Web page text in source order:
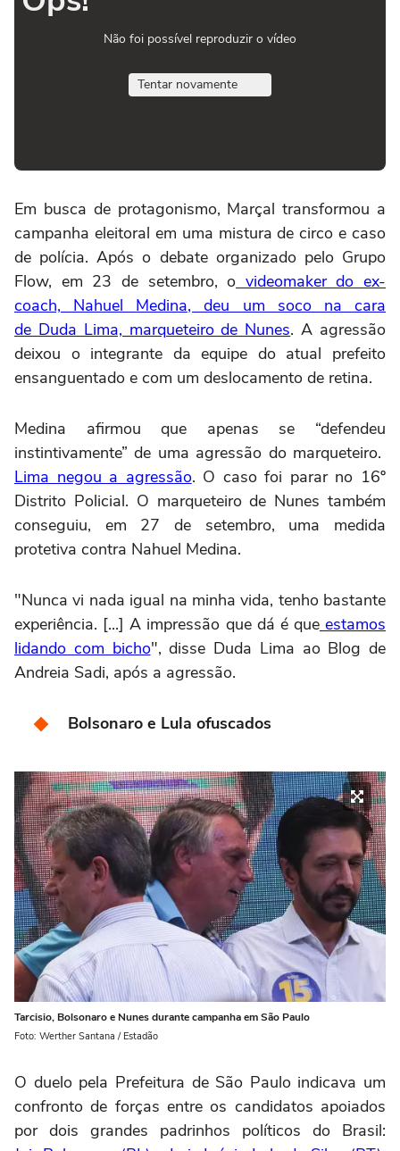
Não foi possível reproduzir o vídeo
Tentar novamente
Em busca de protagonismo, Marçal transformou a
campanha eleitoral em uma mistura de circo e caso
de polícia. Após o debate organizado pelo Grupo
Flow, em 23 de setembro, o videomaker do ex-
coach, Nahuel Medina, deu um soco na cara
de Duda Lima, marqueteiro de Nunes. A agressão
deixou o integrante da equipe do atual prefeito
ensanguentado e com um deslocamento de retina.
Medina afirmou que apenas se “defendeu
instintivamente” de uma agressão do marqueteiro.
Lima negou a agressão. O caso foi parar no 16º
Distrito Policial. O marqueteiro de Nunes também
conseguiu, em 27 de setembro, uma medida
protetiva contra Nahuel Medina.
"Nunca vi nada igual na minha vida, tenho bastante
experiência. [...] A impressão que dá é queestamos
lidando com bicho", disse Duda Lima ao Blog de
Andreia Sadi, após a agressão.
Bolsonaro e Lula ofuscados
Tarcisio, Bolsonaro e Nunes durante campanha em São Paulo
Foto: Werther Santana / Estadão
O duelo pela Prefeitura de São Paulo indicava um
confronto de forças entre os candidatos apoiados
por dois grandes padrinhos políticos do Brasil: